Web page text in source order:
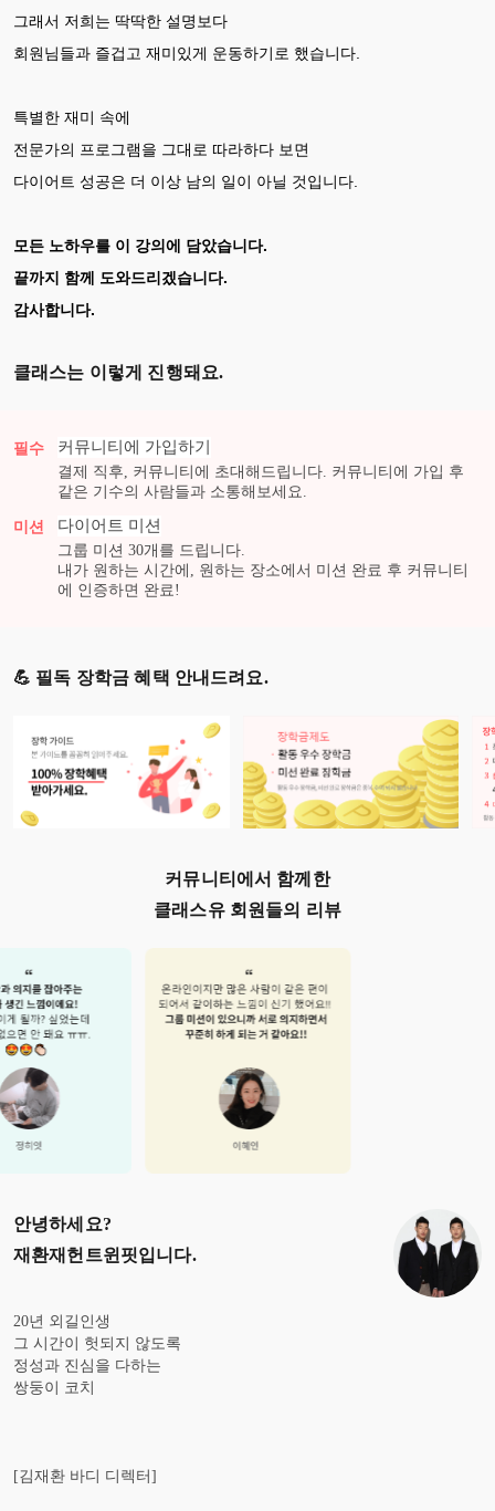
그래서 저희는 딱딱한 설명보다
회원님들과 즐겁고 재미있게 운동하기로 했습니다.
특별한 재미 속에
전문가의 프로그램을 그대로 따라하다 보면
다이어트 성공은 더 이상 남의 일이 아닐 것입니다.
모든 노하우를 이 강의에 담았습니다.
끝까지 함께 도와드리겠습니다.
감사합니다.
클래스는 이렇게 진행돼요.
필수 커뮤니티에 가입하기
결제 직후, 커뮤니티에 초대해드립니다. 커뮤니티에 가입 후
같은 기수의 사람들과 소통해보세요.
미션 다이어트 미션
그룹 미션 30개를 드립니다.
내가 원하는 시간에, 원하는 장소에서 미션 완료 후 커뮤니티
에 인증하면 완료!
💪 필독 장학금 혜택 안내드려요.
커뮤니티에서 함께한
클래스유 회원들의 리뷰
안녕하세요?
재환재헌트윈핏입니다.
20년 외길인생
그 시간이 헛되지 않도록
정성과 진심을 다하는
쌍둥이 코치
[김재환 바디 디렉터]